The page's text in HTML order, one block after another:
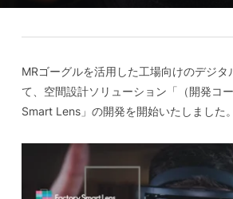
MRゴーグルを活用した工場向けのデジタ
て、空間設計ソリューション「（開発コ
Smart Lens」の開発を開始いたしました。